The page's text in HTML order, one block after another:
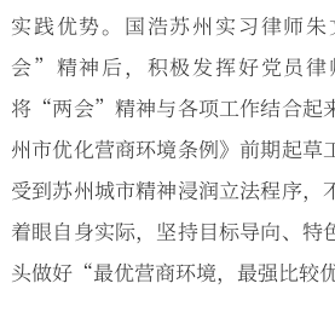
实践优势。国浩苏州实习律师
会”精神后，积极发挥好党员律
将“两会”精神与各项工作结合起
州市优化营商环境条例》前期起草
受到苏州城市精神浸润立法程序，
着眼自身实际，坚持目标导向、特
头做好“最优营商环境，最强比较